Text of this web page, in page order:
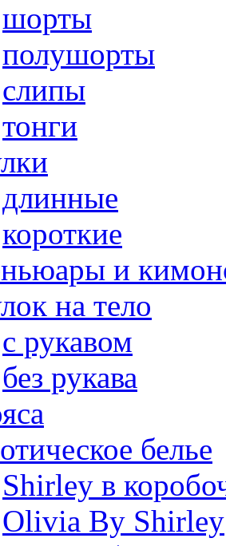
шорты
полушорты
слипы
тонги
длинные
короткие
и
на тело
с рукавом
без рукава
белье
Shirley в
Olivia By Shirley